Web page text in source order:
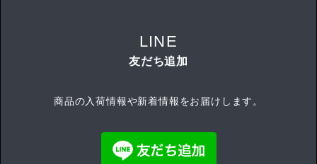
LINE
友だち追加
商品の入荷情報や新着情報をお届けします。